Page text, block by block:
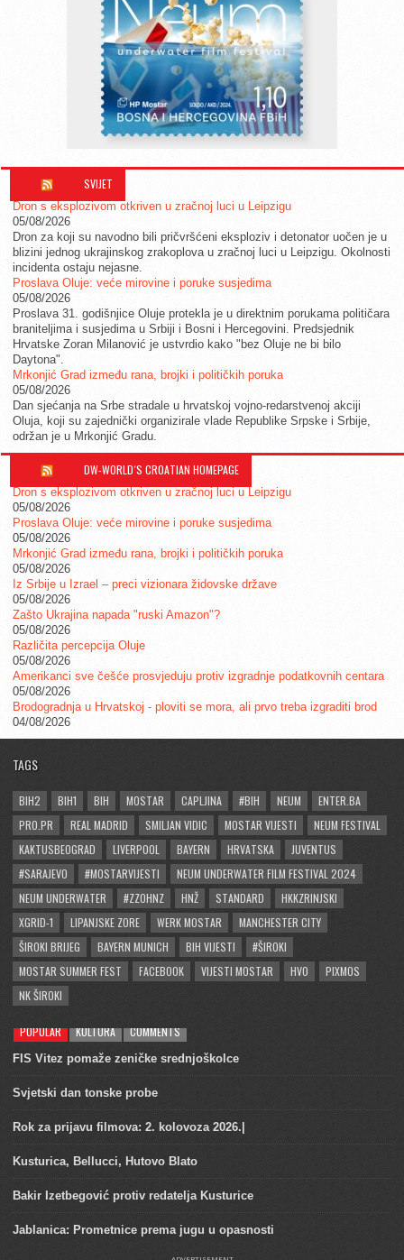
SVIJET
Dron s eksplozivom otkriven u zračnoj luci u Leipzigu
05/08/2026
Dron za koji su navodno bili pričvršćeni eksploziv i detonator uočen je u
blizini jednog ukrajinskog zrakoplova u zračnoj luci u Leipzigu. Okolnosti
incidenta ostaju nejasne.
Proslava Oluje: veće mirovine i poruke susjedima
05/08/2026
Proslava 31. godišnjice Oluje protekla je u direktnim porukama političara
braniteljima i susjedima u Srbiji i Bosni i Hercegovini. Predsjednik
Hrvatske Zoran Milanović je ustvrdio kako "bez Oluje ne bi bilo
Daytona".
Mrkonjić Grad između rana, brojki i političkih poruka
05/08/2026
Dan sjećanja na Srbe stradale u hrvatskoj vojno-redarstvenoj akciji
Oluja, koji su zajednički organizirale vlade Republike Srpske i Srbije,
održan je u Mrkonjić Gradu.
DW-WORLD´S CROATIAN HOMEPAGE
Dron s eksplozivom otkriven u zračnoj luci u Leipzigu
05/08/2026
Proslava Oluje: veće mirovine i poruke susjedima
05/08/2026
Mrkonjić Grad između rana, brojki i političkih poruka
05/08/2026
Iz Srbije u Izrael – preci vizionara židovske države
05/08/2026
Zašto Ukrajina napada "ruski Amazon"?
05/08/2026
Različita percepcija Oluje
05/08/2026
Amerikanci sve češće prosvjeduju protiv izgradnje podatkovnih centara
05/08/2026
Brodogradnja u Hrvatskoj - ploviti se mora, ali prvo treba izgraditi brod
04/08/2026
TAGS
BIH2 BIH1 BIH MOSTAR CAPLJINA #BIH NEUM
ENTER.BA
PRO.PR
REAL MADRID SMILJAN VIDIC MOSTAR VIJESTI
NEUM FESTIVAL
KAKTUSBEOGRAD
LIVERPOOL BAYERN HRVATSKA
JUVENTUS
#SARAJEVO
#MOSTARVIJESTI
NEUM UNDERWATER FILM FESTIVAL 2024
NEUM UNDERWATER
#ZZOHNZ HNŽ STANDARD
HKKZRINJSKI
XGRID-1
LIPANJSKE ZORE WERK MOSTAR
MANCHESTER CITY
ŠIROKI BRIJEG
BAYERN MUNICH BIH VIJESTI
#ŠIROKI
MOSTAR SUMMER FEST
FACEBOOK VIJESTI MOSTAR HVO
PIXMOS
NK ŠIROKI
POPULAR KULTURA COMMENTS
FIS Vitez pomaže zeničke srednjoškolce
Svjetski dan tonske probe
Rok za prijavu filmova: 2. kolovoza 2026.|
Kusturica, Bellucci, Hutovo Blato
Bakir Izetbegović protiv redatelja Kusturice
Jablanica: Prometnice prema jugu u opasnosti